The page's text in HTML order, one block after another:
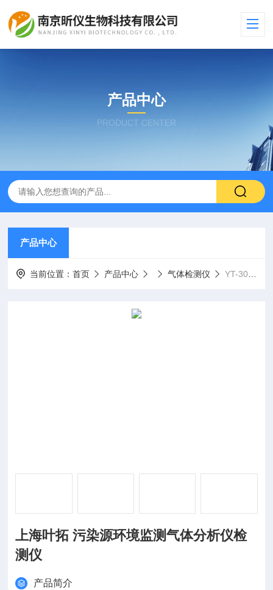
产品中心
PRODUCT CENTER
产品中心
当前位置：首页 产品中心 气体检测仪 YT-3023基本型+CO2上海叶拓 污染源环境监测气体分析仪检测仪
上海叶拓 污染源环境监测气体分析仪检
测仪
产品简介